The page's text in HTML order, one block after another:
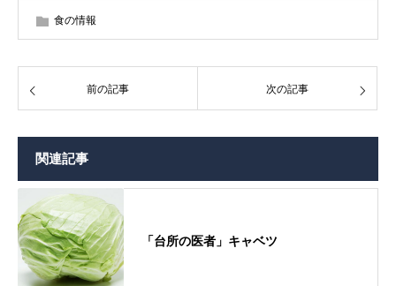
食の情報
前の記事 次の記事
関連記事
「台所の医者」キャベツ